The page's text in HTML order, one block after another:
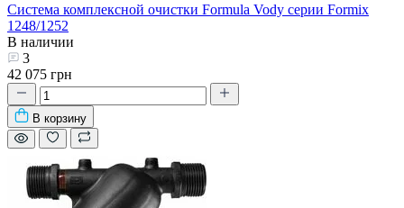
Система комплексной очистки Formula Vody серии Formix
1248/1252
В наличии
3
42 075 грн
В корзину